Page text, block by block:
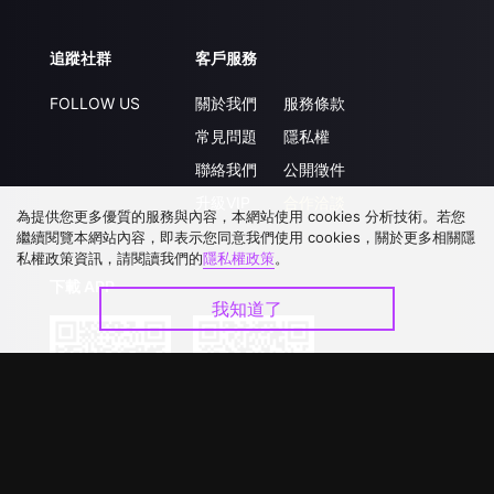
追蹤社群
FOLLOW US
客戶服務
關於我們
常見問題
聯絡我們
服務條款
隱私權
公開徵件
下載 APP
為提供您更多優質的服務與內容，本網站使用 cookies 分析技術。若您
繼續閱覽本網站內容，即表示您同意我們使用 cookies，關於更多相關隱
私權政策資訊，請閱讀我們的隱私權政策。
我知道了